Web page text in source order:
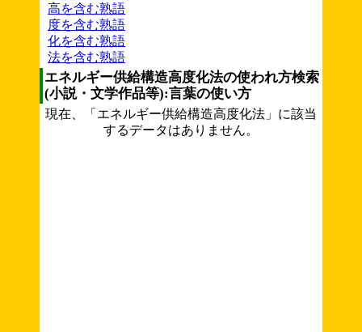
高を含む熟語
度を含む熟語
化を含む熟語
法を含む熟語
エネルギー供給構造高度化法の使われ方検索
(小説・文学作品等):言葉の使い方
現在、「エネルギー供給構造高度化法」に該当
するデータはありません。